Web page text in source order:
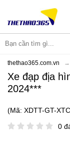
thethao365.com.vn
Xe đạp địa
2024***
(Mã: XDTT-GT-
0